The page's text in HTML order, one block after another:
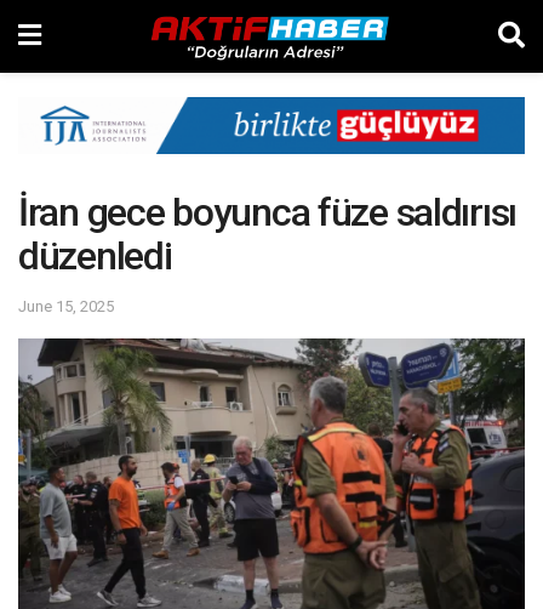
İran gece boyunca füze saldırısı
düzenledi
June 15, 2025